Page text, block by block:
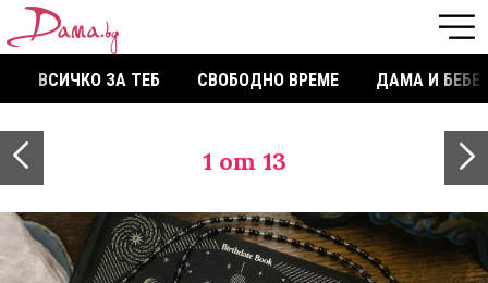
ВСИЧКО ЗА ТЕБ СВОБОДНО ВРЕМЕ ДАМА И БЕБЕ
1 от 13